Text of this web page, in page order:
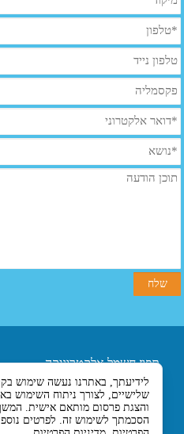
תפוז חשמל אלקטרוניקה
ובקרה בע"מ
רחוב אליעזר בן הורקנוס 5
אזור התעשייה הצפוני,
כניסה מרחוב המסגר, לוד
שלישיים, לצורך ניתוח השימוש
והצגת פרסום מותאם אישית.
הסכמתך לשימוש זה. לפרטים